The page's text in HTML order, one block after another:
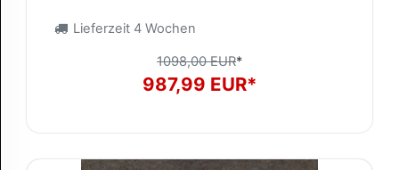
Lieferzeit 4 Wochen
1098,00 EUR*
987,99 EUR*